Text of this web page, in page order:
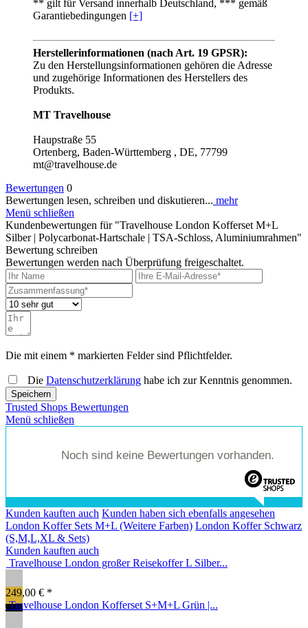
** gilt für Versand innerhalb Deutschland, *** gemäß
Garantiebedingungen [+]
Herstellerinformationen (nach Art. 19 GPSR):
Zu den Herstellungsinformationen gehören die Adresse
und zugehörige Informationen des Herstellers des
Produkts.
MT Travelhouse
Haupstraße 55
Ortenberg, Baden-Württemberg , DE, 77799
mt@travelhouse.de
Bewertungen 0
Bewertungen lesen, schreiben und diskutieren... mehr
Menü schließen
Kundenbewertungen für "Travelhouse London Kofferset M+L
Silber | Polycarbonat-Hartschale | TSA-Schloss, Aluminiumrahmen"
Bewertung schreiben
Bewertungen werden nach Überprüfung freigeschaltet.
Die mit einem * markierten Felder sind Pflichtfelder.
Die Datenschutzerklärung habe ich zur Kenntnis genommen.
Speichern
Trusted Shops Bewertungen
Menü schließen
Noch sind keine Bewertungen vorhanden.
Kunden kauften auch Kunden haben sich ebenfalls angesehen
London Koffer Sets M+L (Weitere Farben) London Koffer Schwarz
(S,M,L,XL & Sets)
Kunden kauften auch
Travelhouse London großer Reisekoffer L Silber...
249,00 € *
Travelhouse London Kofferset S+M+L Grün |...